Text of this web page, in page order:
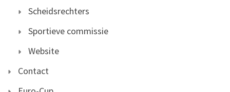
Scheidsrechters
Sportieve commissie
Website
Contact